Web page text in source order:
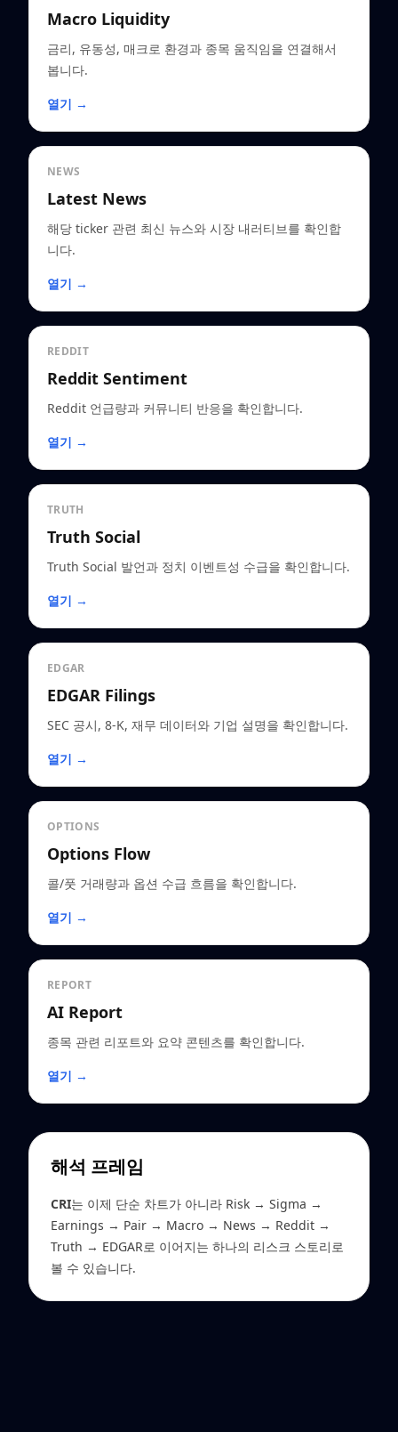
Macro Liquidity
금리, 유동성, 매크로 환경과 종목 움직임을 연결해서
봅니다.
열기 →
NEWS
Latest News
해당 ticker 관련 최신 뉴스와 시장 내러티브를 확인합
니다.
열기 →
REDDIT
Reddit Sentiment
Reddit 언급량과 커뮤니티 반응을 확인합니다.
열기 →
TRUTH
Truth Social
Truth Social 발언과 정치 이벤트성 수급을 확인합니다.
열기 →
EDGAR
EDGAR Filings
SEC 공시, 8-K, 재무 데이터와 기업 설명을 확인합니다.
열기 →
OPTIONS
Options Flow
콜/풋 거래량과 옵션 수급 흐름을 확인합니다.
열기 →
REPORT
AI Report
종목 관련 리포트와 요약 콘텐츠를 확인합니다.
열기 →
해석 프레임
CRI는 이제 단순 차트가 아니라 Risk → Sigma →
Earnings → Pair → Macro → News → Reddit →
Truth → EDGAR로 이어지는 하나의 리스크 스토리로
볼 수 있습니다.